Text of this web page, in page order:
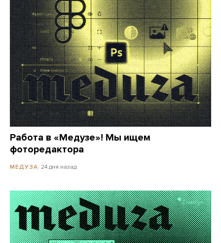
Работа в «Медузе»! Мы ищем
фоторедактора
МЕДУЗА 24 дня назад